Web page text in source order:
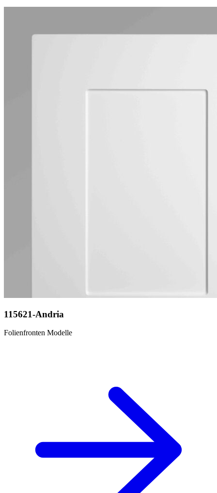
115621-Andria
Folienfronten Modelle